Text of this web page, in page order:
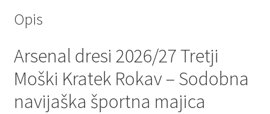
Opis
Arsenal dresi 2026/27 Tretji
Moški Kratek Rokav – Sodobna
navijaška športna majica